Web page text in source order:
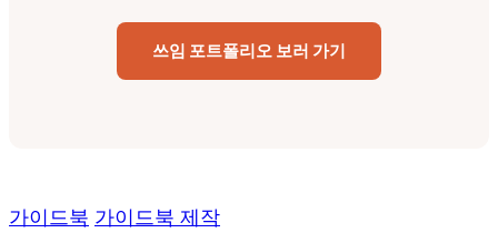
쓰임 포트폴리오 보러 가기
가이드북 가이드북 제작